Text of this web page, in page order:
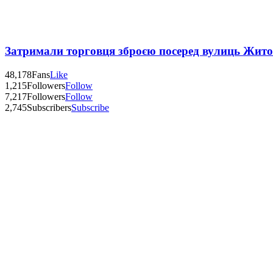
Затримали торговця зброєю посеред вулиць
48,178FansLike
1,215FollowersFollow
7,217FollowersFollow
2,745SubscribersSubscribe